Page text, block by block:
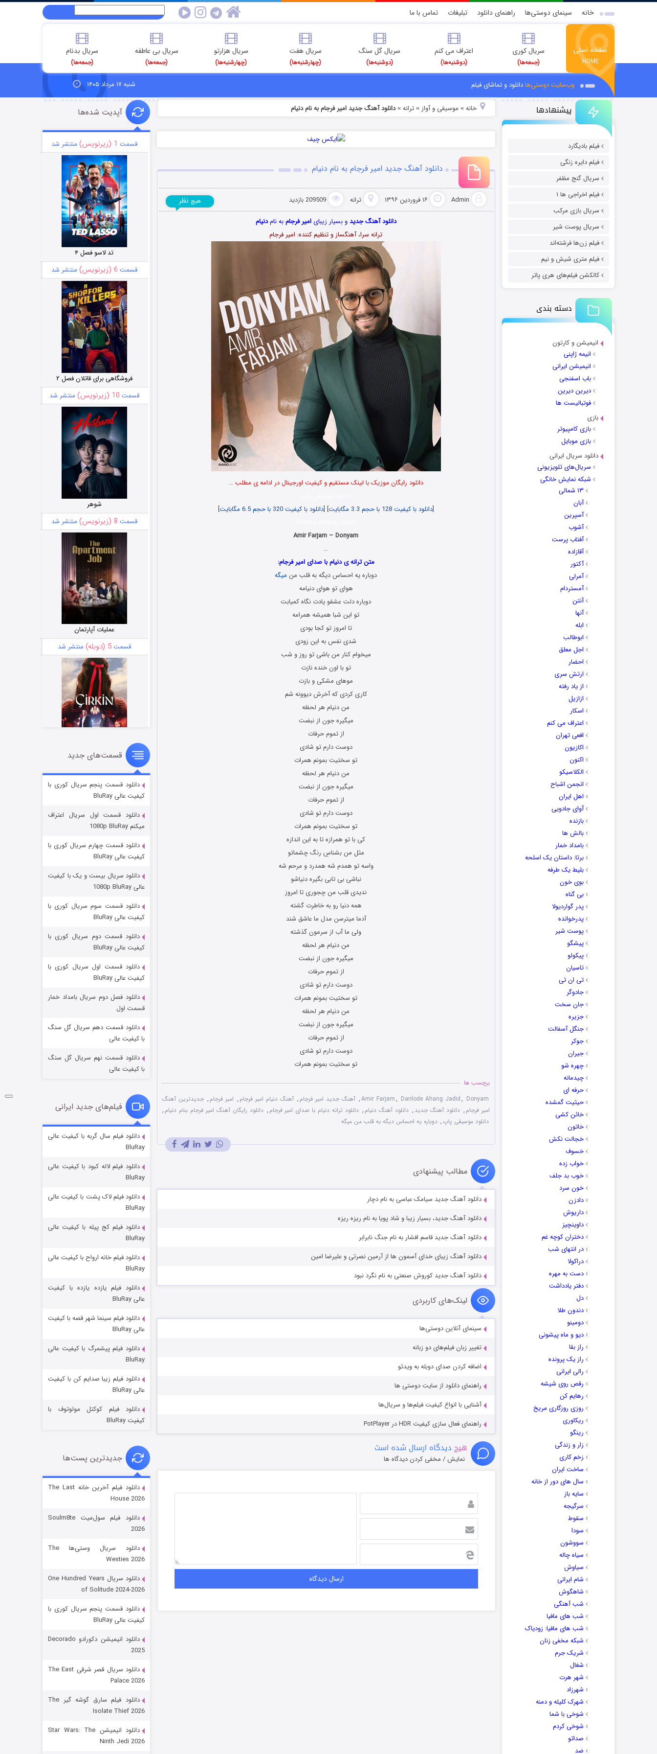
خانه سینمای دوستی‌ها راهنمای دانلود تبلیغات تماس با ما
صفحه اصلی
HOME
سریال کوری
(جمعه‌ها)
اعتراف می کنم
(دوشنبه‌ها)
سریال گل سنگ
(دوشنبه‌ها)
سریال هفت
(چهارشنبه‌ها)
سریال هزارتو
(چهارشنبه‌ها)
سریال بی عاطفه
(جمعه‌ها)
سریال بدنام
(جمعه‌ها)
وب‌سایت دوستی‌هادانلود و تماشای فیلم شنبه ۱۷ مرداد ۱۴۰۵
پیشنهادها
فیلم بادیگارد
فیلم دایره زنگی
سریال گنج مظفر
فیلم اخراجی ها ۱
سریال بازی مرکب
سریال پوست شیر
فیلم زن‌ها فرشته‌اند
فیلم متری شیش و نیم
کالکشن فیلم‌های هری پاتر
دسته بندی
انیمیشن و کارتون
انیمه ژاپنی
انیمیشن ایرانی
باب اسفنجی
دیرین دیرین
فوتبالیست ها
بازی
بازی کامپیوتر
بازی موبایل
دانلود سریال ایرانی
سریال‌های تلویزیونی
شبکه نمایش خانگی
۱۳ شمالی
آبان
آسپرین
آشوب
آفتاب پرست
آقازاده
آکتور
آمرلی
آمستردام
آنتن
آنها
ابله
ابوطالب
اجل معلق
احضار
ارتش سری
از یاد رفته
ازازیل
اسکار
اعتراف می کنم
افعی تهران
اکازیون
اکنون
الکلاسیکو
انجمن اشباح
اهل ایران
آوای جادویی
بازنده
بالش ها
بامداد خمار
برتا: داستان یک اسلحه
بلیط یک‌‌ طرفه
بوی خون
بی گناه
پدر گواردیولا
پدرخوانده
پوست شیر
پیشگو
پیکولو
تاسیان
تی ان تی
جادوگر
جان سخت
جزیره
جنگل آسفالت
جوکر
جیران
چهره شو
چیدمانه
حرفه ای
حیثیت گمشده
خائن کشی
خاتون
خجالت نکش
خسوف
خواب زده
خوب بد جلف
خون سرد
دادزن
داریوش
داوینچیز
دختران کوچه غم
در انتهای شب
دراکولا
دست به مهره
دفتر یادداشت
دل
دندون طلا
دومینو
دیو و ماه پیشونی
راز بقا
راز یک پرونده
رالی ایرانی
رقص روی شیشه
رهایم کن
روزی روزگاری مریخ
ریکاوری
رینگو
زار و زندگی
زخم کاری
ساخت ایران
سال های دور از خانه
سایه باز
سرگیجه
سقوط
سودا
سووشون
سیاه چاله
سیاوش
شام ایرانی
شاهگوش
شب آهنگی
شب های مافیا
شب های مافیا: زودیاک
شبکه مخفی زنان
شریک جرم
شغال
شهر هرت
شهرزاد
شهرک کلیله و دمنه
شوخی با شما
شوخی کردم
صداتو
ضد
خانه» موسیقی و آواز » ترانه»دانلود آهنگ جدید امیر فرجام به نام دنیام
دانلود آهنگ جدید امیر فرجام به نام دنیام
Admin ۱۶ فروردین ۱۳۹۶ ترانه 209509 بازدید هیچ نظر
دانلود آهنگ جدیدو بسیار زیبای امیر فرجامبه نامدنیام
ترانه سرا، آهنگساز و تنظیم کننده: امیر فرجام
دانلود رایگان موزیک با لینک مستقیم و کیفیت اورجینال در ادامه ی مطلب …
[دانلود با کیفیت 128 با حجم 3.3 مگابایت ] [دانلود با کیفیت 320 با حجم 6.5 مگابایت
]
Amir Farjam – Donyam
…
متن ترانه ی دنیام با صدای امیر فرجام:
دوباره یه احساس دیگه به قلب من میگه
هوای تو هوای دنیامه
دوباره دلت عشقو یادت نگاه کمیابت
تو این شبا همیشه همرامه
تا امروز تو کجا بودی
شدی نفس به این زودی
میخوام کنار من باشی تو روز و شب
تو با اون خنده نازت
موهای مشکی و بازت
کاری کردی که آخرش دیوونه شم
من دنیام هر لحظه
میگیره جون از نبضت
از تموم حرفات
دوست دارم تو شادی
تو سختیت بمونم همرات
من دنیام هر لحظه
میگیره جون از نبضت
از تموم حرفات
دوست دارم تو شادی
تو سختیت بمونم همرات
کی با تو همرازه تا به این اندازه
مثل من بشناسِ رنگ چشماتو
واسه تو همدم شه همدرد و مرحم شه
نباشی بی تابی بگیره دنیاشو
ندیدی قلب من چجوری تا امروز
همه دنیا رو به خاطرت گشته
آدما میترسن مدل ما عاشق شند
ولی ما آب از سرمون گذشته
من دنیام هر لحظه
میگیره جون از نبضت
از تموم حرفات
دوست دارم تو شادی
تو سختیت بمونم همرات
من دنیام هر لحظه
میگیره جون از نبضت
از تموم حرفات
دوست دارم تو شادی
تو سختیت بمونم همرات
برچسب ها
Amir Farjam, Danlode Ahang Jadid, Donyam
, آهنگ جدید امیر فرجام , آهنگ دنیام امیر فرجام , امیر فرجام , جدیدترین آهنگ
امیر فرجام , دانلود آهنگ جدید , دانلود آهنگ دنیام , دانلود ترانه دنیام با صدای امیر فرجام , دانلود رایگان آهنگ امیر فرجام بنام دنیام ,
دانلود موسیقی پاپ , دوباره یه احساس دیگه به قلب من میگه
مطالب پیشنهادی
دانلود آهنگ جدید سیامک عباسی به نام دچار
دانلود آهنگ جدید، بسیار زیبا و شاد پویا به نام ریزه ریزه
دانلود آهنگ جدید قاسم افشار به نام جنگ نابرابر
دانلود آهنگ زیبای خدای آسمون ها از آرمین نصرتی و علیرضا امین
دانلود آهنگ جدید کوروش صنعتی به نام نگرد نبود
لینک‌های کاربردی
سینمای آنلاین دوستی‌ها
تغییر زبان فیلم‌های دو زبانه
اضافه کردن صدای دوبله به ویدئو
راهنمای دانلود از سایت دوستی ها
آشنایی با انواع کیفیت فیلم‌ها و سریال‌ها
راهنمای فعال سازی کیفیت HDR در PotPlayer
هیچ دیدگاه ارسال شده است
نمایش / مخفی کردن دیدگاه ها
آپدیت شده‌ها
قسمت 1 (زیرنویس) منتشر شد
تد لاسو فصل ۴
قسمت 6 (زیرنویس) منتشر شد
فروشگاهی برای قاتلان فصل ۲
قسمت 10 (زیرنویس) منتشر شد
شوهر
قسمت 8 (زیرنویس) منتشر شد
عملیات آپارتمان
قسمت5 (دوبله) منتشر شد
سریال زشت
قسمت2 (زیرنویس) منتشر شد
مردگان متحرک: شهر مرده ۳
شکست استوارت در نجات جهان
قسمت 7 (زیرنویس) منتشر شد
شوگر فصل ۲
قسمت
خاندان اژدها فصل ۳
جادوگری در مغولستان
قسمت
رویایی برای تو
قسمت
قسمت‌های جدید
دانلود قسمت پنجم سریال کوری با
کیفیت عالی BluRay
دانلود قسمت اول سریال اعتراف
میکنم 1080p BluRay
دانلود قسمت چهارم سریال کوری با
کیفیت عالی BluRay
دانلود سریال بیست و یک با کیفیت
عالی 1080p BluRay
دانلود قسمت سوم سریال کوری با
کیفیت عالی BluRay
دانلود قسمت دوم سریال کوری با
کیفیت عالی BluRay
دانلود قسمت اول سریال کوری با
کیفیت عالی BluRay
دانلود فصل دوم سریال بامداد خمار
قسمت اول
دانلود قسمت دهم سریال گل سنگ
با کیفیت عالی
دانلود قسمت نهم سریال گل سنگ
با کیفیت عالی
فیلم‌های جدید ایرانی
دانلود فیلم سال گربه با کیفیت عالی
BluRay
دانلود فیلم لاله کبود با کیفیت عالی
BluRay
دانلود فیلم لاک پشت با کیفیت عالی
BluRay
دانلود فیلم کج‌ پیله با کیفیت عالی
BluRay
دانلود فیلم خانه ارواح با کیفیت عالی
BluRay
دانلود فیلم یازده یازده با کیفیت
عالی BluRay
دانلود فیلم سینما شهر قصه با کیفیت
عالی BluRay
دانلود فیلم پیشمرگ با کیفیت عالی
BluRay
دانلود فیلم زیبا صدایم کن با کیفیت
عالی BluRay
دانلود فیلم کوکتل مولوتوف با
کیفیت BluRay
جدیدترین پست‌ها
دانلود فیلم آخرین خانه The Last
House 2026
دانلود فیلم سول‌میت Soulm8te
2026
دانلود سریال وستی‌ها The
Westies 2026
دانلود سریال One Hundred Years
of Solitude 2024-2026
دانلود قسمت پنجم سریال کوری با
کیفیت عالی BluRay
دانلود انیمیشن دکورادو Decorado
2025
دانلود سریال قصر شرقی The East
Palace 2026
دانلود فیلم سارق گوشه گیر The
Isolate Thief 2026
دانلود انیمیشن Star Wars: The
Ninth Jedi 2026